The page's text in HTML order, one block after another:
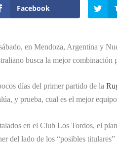
Facebook
en Mendoza, Argentina y
busca la mejor combinación
días del primer partido de la
y prueba, cual es el mejor
en el Club Los Tordos, el
del lado de los “posibles